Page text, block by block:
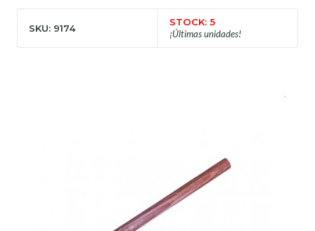
SKU: 9174
STOCK: 5
¡Últimas unidades!